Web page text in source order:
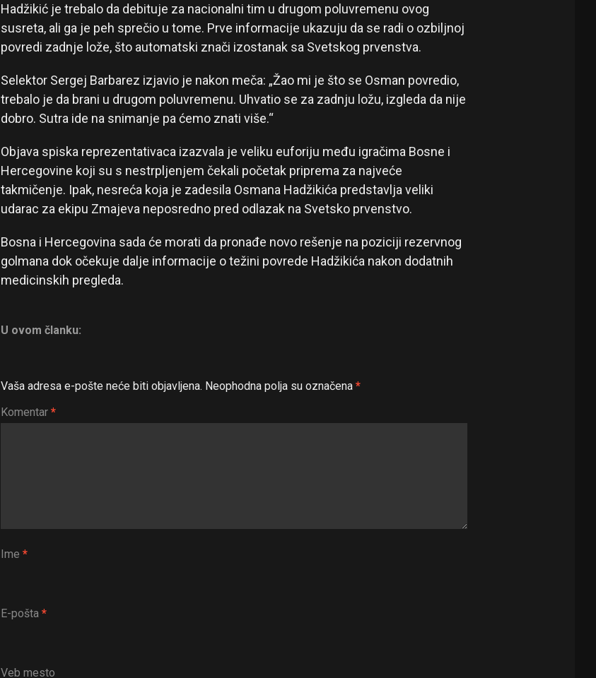
Hadžikić je trebalo da debituje za nacionalni tim u drugom poluvremenu ovog
susreta, ali ga je peh sprečio u tome. Prve informacije ukazuju da se radi o ozbiljnoj
povredi zadnje lože, što automatski znači izostanak sa Svetskog prvenstva.
Selektor Sergej Barbarez izjavio je nakon meča: „Žao mi je što se Osman povredio,
trebalo je da brani u drugom poluvremenu. Uhvatio se za zadnju ložu, izgleda da nije
dobro. Sutra ide na snimanje pa ćemo znati više.“
Objava spiska reprezentativaca izazvala je veliku euforiju među igračima Bosne i
Hercegovine koji su s nestrpljenjem čekali početak priprema za najveće
takmičenje. Ipak, nesreća koja je zadesila Osmana Hadžikića predstavlja veliki
udarac za ekipu Zmajeva neposredno pred odlazak na Svetsko prvenstvo.
Bosna i Hercegovina sada će morati da pronađe novo rešenje na poziciji rezervnog
golmana dok očekuje dalje informacije o težini povrede Hadžikića nakon dodatnih
medicinskih pregleda.
U ovom članku:
Vaša adresa e-pošte neće biti objavljena. Neophodna polja su označena *
Komentar *
Ime *
E-pošta *
Veb mesto